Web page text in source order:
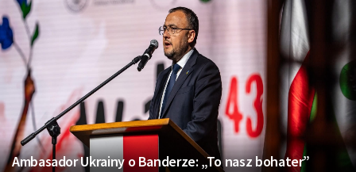
Ambasador Ukrainy o Banderze: „To nasz bohater”